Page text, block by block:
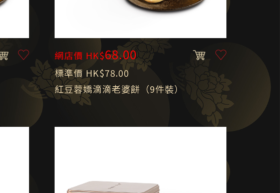
網店價 HK$68.00
標準價 HK$78.00
紅豆蓉嬌滴滴老婆餅（9件裝）